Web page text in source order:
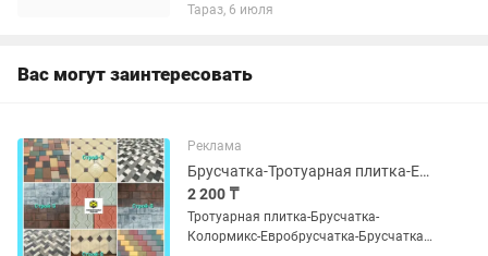
Тараз, 6 июля
Вас могут заинтересовать
Реклама
Брусчатка-Тротуарная плитка-Евробрусчатка
2 200 ₸
Тротуарная плитка-Брусчатка-
Колормикс-Евробрусчатка-Брусчатка